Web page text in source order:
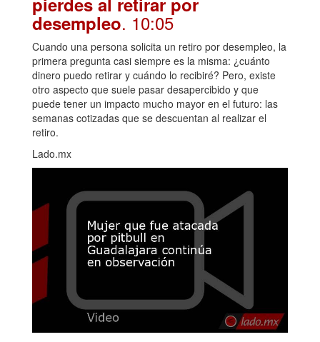
desempleo. 10:05
Cuando una persona solicita un retiro por desempleo, la
primera pregunta casi siempre es la misma: ¿cuánto
dinero puedo retirar y cuándo lo recibiré? Pero, existe
otro aspecto que suele pasar desapercibido y que
puede tener un impacto mucho mayor en el futuro: las
semanas cotizadas que se descuentan al realizar el
retiro.
Lado.mx